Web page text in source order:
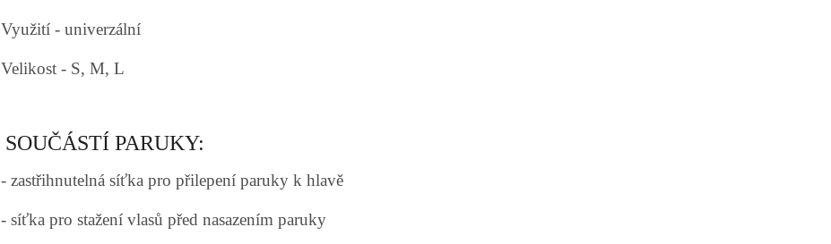
Využití - univerzální
Velikost - S, M, L
SOUČÁSTÍ PARUKY:
- zastřihnutelná síťka pro přilepení paruky k hlavě
- síťka pro stažení vlasů před nasazením paruky